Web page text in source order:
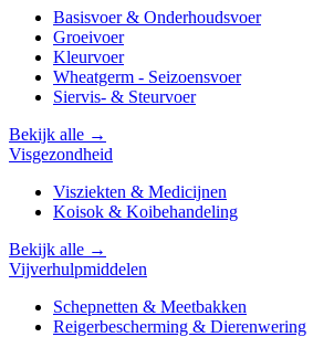
Basisvoer & Onderhoudsvoer
Groeivoer
Kleurvoer
Wheatgerm - Seizoensvoer
Siervis- & Steurvoer
Bekijk alle →
Visgezondheid
Visziekten & Medicijnen
Koisok & Koibehandeling
Bekijk alle →
Vijverhulpmiddelen
Schepnetten & Meetbakken
Reigerbescherming & Dierenwering